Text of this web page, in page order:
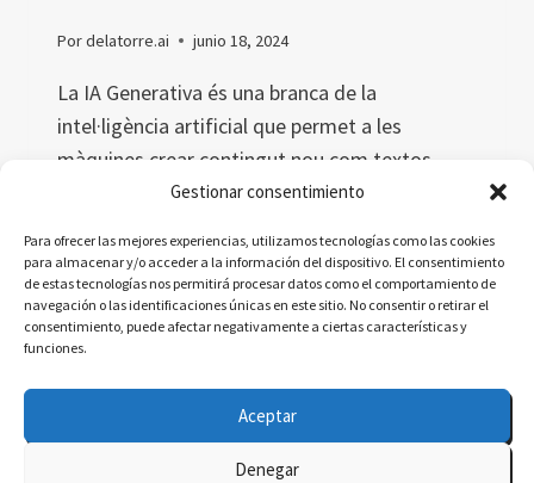
Gestionar consentimiento
Para ofrecer las mejores experiencias, utilizamos tecnologías como las cookies
para almacenar y/o acceder a la información del dispositivo. El consentimiento
de estas tecnologías nos permitirá procesar datos como el comportamiento de
navegación o las identificaciones únicas en este sitio. No consentir o retirar el
consentimiento, puede afectar negativamente a ciertas características y
funciones.
Aceptar
Denegar
Pordelatorre.ai junio 18, 2024
La IA Generativa és una branca de la
intel·ligència artificial que permet a les
màquines crear contingut nou com textos,
imatges i música. Aquest article explora el
simplificades, metàfores i una dita catalana
relacionada.
LEER MÁS